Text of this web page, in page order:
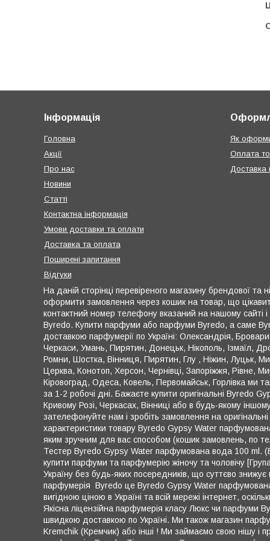
Інформація
Головна
Акції
Про нас
Новини
Статті
Контактна інформація
Умови доставки та оплати
Доставка та оплата
Поширені запитання
Відгуки
Як
Оплата
Доставка
На даній сторінці перевіреного магазину брендової та
оформити замовлення через кошик на товар, що
контактний номер телефону вказаний на нашому сайті
Byredo. Купити парфуми або парфуми Byredo, а саме
доставкою парфумерії по Україні: Олександрія,
Черкаси, Умань, Пирятин, Донецьк, Нікополь, Ізмаїл,
Ромни, Шостка, Вінниця, Пирятин, Глу , Ніжин, Луцьк,
Церква, Конотоп, Херсон, Чернівці, Запоріжжя, Рівне,
Кіровоград, Одеса, Ковель, Первомайськ, Горлівка ми
за 1-2 робочі дні. Бажаєте купити оригінальні Byredo
Кривому Розі, Черкасах, Вінниці або в будь-якому
зателефонуйте нам і зробіть замовлення на
характеристики товару Byredo Gypsy Water
яким зручним для вас способом (кошик замовлень, по
Тестер Byredo Gypsy Water парфумована вода 100 ml.
купити парфуми та парфумерію жіночу та чоловічу
Україну без будь-яких посередників, що суттєво
парфумерія Byredo це Byredo Gypsy Water
вигідною ціною в Україні та всій мережі інтернет,
Якісна ліцензійна парфумерія класу Люкс чи парфуми
швидкою доставкою по Україні. Ми також магазин
Kremchik (Кремчик) або інші ! Ми займаємо свою нішу і